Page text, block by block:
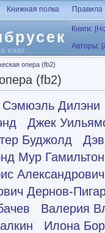
книг
Книжная полка Правила
Книги:
Авторы:
опера (fb2)
(fb2)
Сэмюэль Дилэни
Джек
Буджолд
Мур Гамильтон
Дернов-
Валерия
Илона